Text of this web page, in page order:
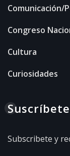
Comunicación/
Congreso
Cultura
Curiosidades
Suscríbete
Subscribete y